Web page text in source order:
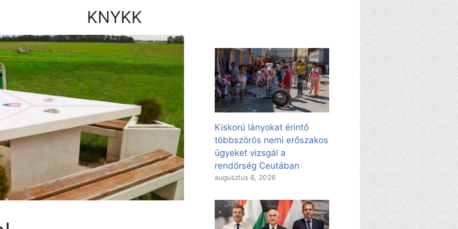
KNYKK
Kiskorú lányokat érintő
többszörös nemi erőszakos
ügyeket vizsgál a
rendőrség Ceutában
augusztus 8, 2026